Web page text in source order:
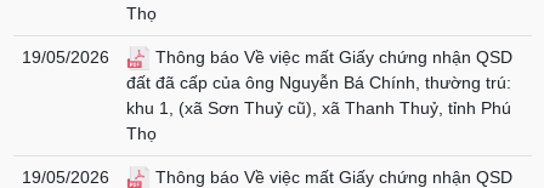
Thọ
19/05/2026
Thông báo Về việc mất Giấy chứng nhận QSD
đất đã cấp của ông Nguyễn Bá Chính, thường trú:
khu 1, (xã Sơn Thuỷ cũ), xã Thanh Thuỷ, tỉnh Phú
Thọ
19/05/2026
Thông báo Về việc mất Giấy chứng nhận QSD